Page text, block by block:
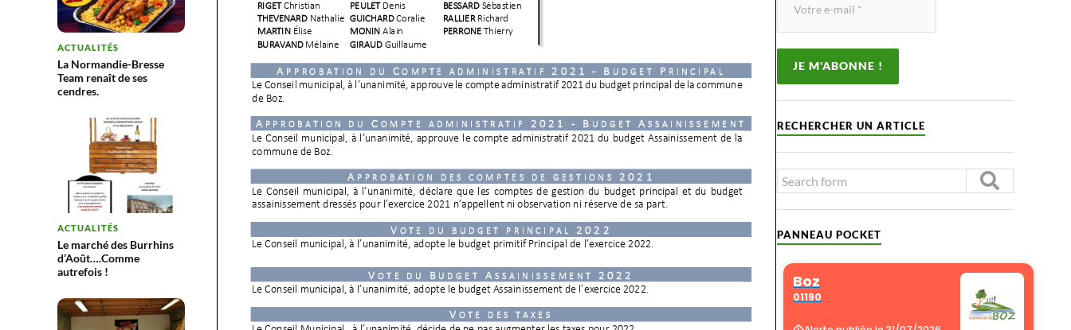
ACTUALITÉS
La Normandie-Bresse
Team renaît de ses
cendres.
ACTUALITÉS
Le marché des Burrhins
d’Août….Comme
autrefois !
RECHERCHER UN ARTICLE
PANNEAU POCKET